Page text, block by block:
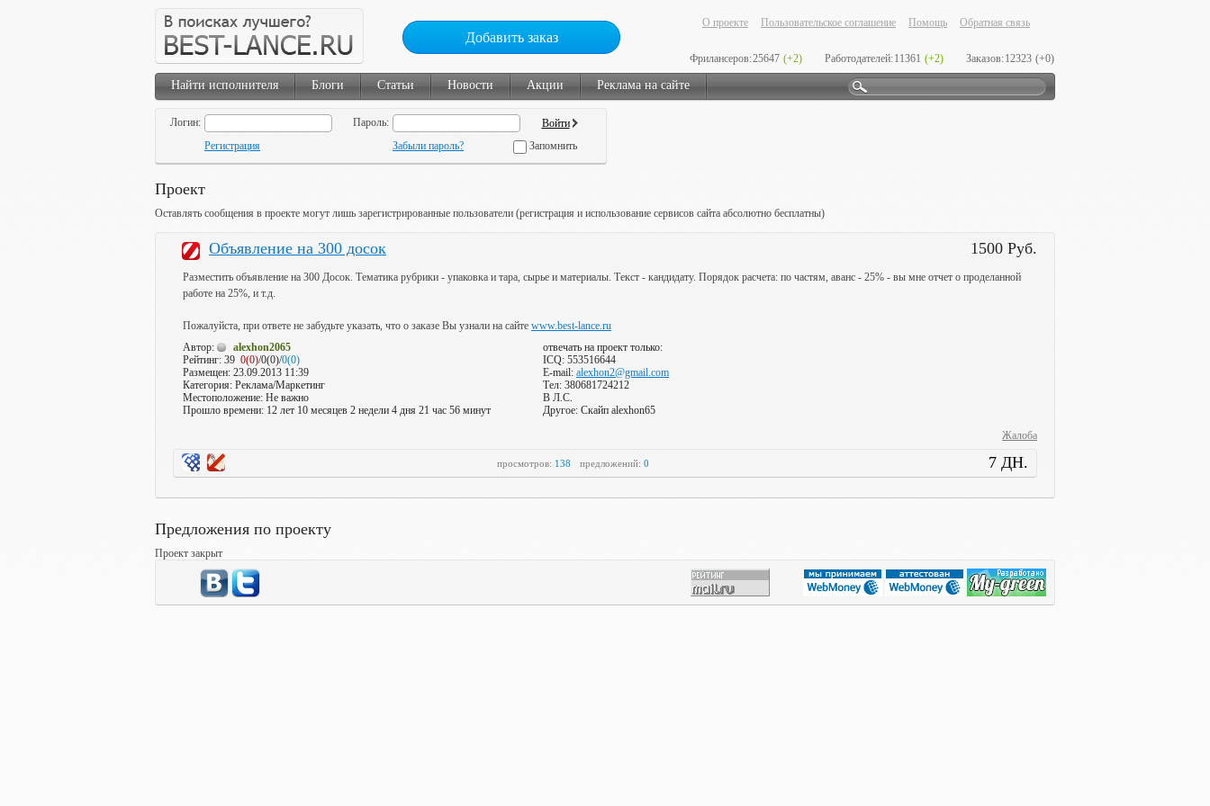
Добавить заказ
О проекте Пользовательское соглашение Помощь Обратная связь
Фрилансеров:25647 (+2) Работодателей:11361 (+2) Заказов:12323 (+0)
Найти исполнителя Блоги Статьи Новости Акции Реклама на сайте
Логин:
Пароль:
Регистрация
Забыли пароль? Запомнить
Проект
Оставлять сообщения в проекте могут лишь зарегистрированные пользователи (регистрация и использование сервисов сайта абсолютно бесплатны)
Объявление на 300 досок 1500 Руб.
Разместить объявление на 300 Досок. Тематика рубрики - упаковка и тара, сырье и материалы. Текст - кандидату. Порядок расчета: по частям, аванс - 25% - вы мне отчет о проделанной
работе на 25%, и т.д.
Пожалуйста, при ответе не забудьте указать, что о заказе Вы узнали на сайте www.best-lance.ru
Автор:
alexhon2065
Рейтинг: 39 0(0)/0(0)/0(0)
Размещен: 23.09.2013 11:39
Категория: Реклама/Маркетинг
Местоположение: Не важно
Прошло времени: 12 лет 10 месяцев 2 недели 4 дня 21 час 56 минут
отвечать на проект только:
ICQ: 553516644
E-mail: alexhon2@gmail.com
Тел: 380681724212
В Л.С.
Другое: Скайп alexhon65
Жалоба
просмотров: 138 предложений: 0 7 ДН.
Предложения по проекту
Проект закрыт